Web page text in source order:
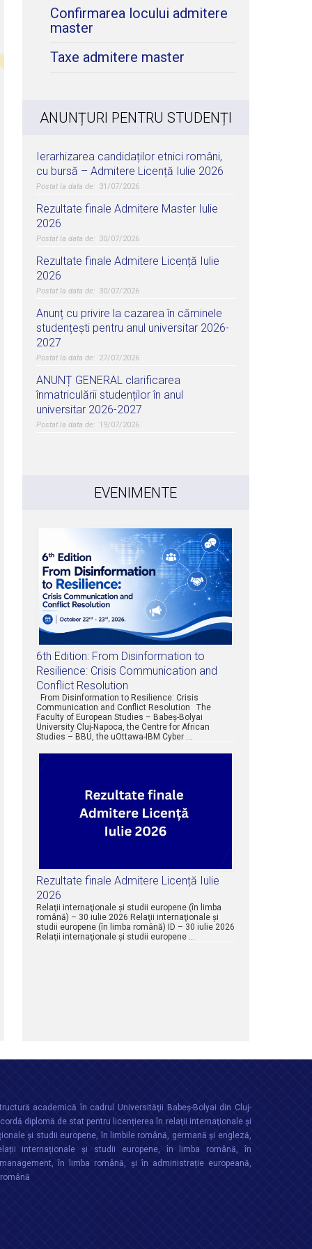
Confirmarea locului admitere
master
Taxe admitere master
ANUNȚURI PENTRU STUDENȚI
Ierarhizarea candidaților etnici români,
cu bursă – Admitere Licență Iulie 2026
31/07/2026
Rezultate finale Admitere Master Iulie
2026
30/07/2026
Rezultate finale Admitere Licență Iulie
2026
30/07/2026
Anunț cu privire la cazarea în căminele
studențești pentru anul universitar 2026-
2027
27/07/2026
ANUNȚ GENERAL clarificarea
înmatriculării studenților în anul
universitar 2026-2027
19/07/2026
EVENIMENTE
6th Edition: From Disinformation to
Resilience: Crisis Communication and
Conflict Resolution
From Disinformation to Resilience: Crisis
Communication and Conflict Resolution The
Faculty of European Studies – Babeș-Bolyai
University Cluj-Napoca, the Centre for African
Studies – BBU, the uOttawa-IBM Cyber …
Rezultate finale Admitere Licență Iulie
2026
Relaţii internaţionale şi studii europene (în limba
română) – 30 iulie 2026 Relaţii internaţionale şi
studii europene (în limba română) ID – 30 iulie 2026
Relaţii internaţionale şi studii europene …
academică în cadrul Universităţii Babeș-Bolyai din Cluj-
diplomă de stat pentru licențierea în relaţii internaţionale şi
şi studii europene, în limbile română, germană și engleză,
internaționale și studii europene, în limba română, în
în limba română, și în administrație europeană,